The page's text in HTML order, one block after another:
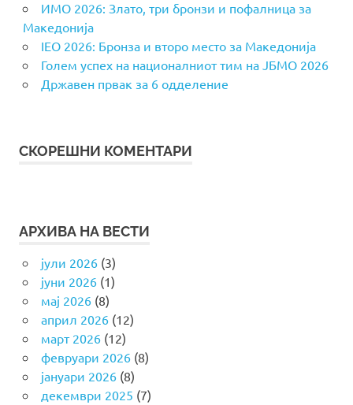
ИМО 2026: Злато, три бронзи и пофалница за
Македонија
IEO 2026: Бронза и второ место за Македонија
Голем успех на националниот тим на ЈБМО 2026
Државен првак за 6 одделение
СКОРЕШНИ КОМЕНТАРИ
АРХИВА НА ВЕСТИ
јули 2026(3)
јуни 2026(1)
мај 2026(8)
април 2026(12)
март 2026(12)
февруари 2026(8)
јануари 2026(8)
декември 2025 (7)